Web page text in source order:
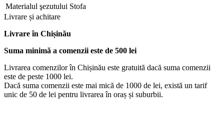
Materialul şezutului Stofa
Livrare și achitare
Livrareîn Chișinău
Suma minimă a comenzii este de 500 lei
Livrarea comenzilor în Chișinău este gratuită dacă suma comenzii
este de peste 1000 lei.
Dacă suma comenzii este mai mică de 1000 de lei, există un tarif
unic de 50 de lei pentru livrarea în oraș și suburbii.